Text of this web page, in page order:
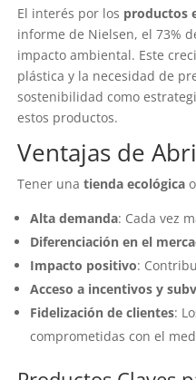
El interés por los productos
informe de Nielsen, el 73%
impacto ambiental. Este
plástica y la necesidad de
sostenibilidad como
estos productos.
Ventajas de
Tener unatienda ecológica
Alta demanda: Cada vez
Diferenciación en el
Impacto positivo:
Acceso a incentivos y
Fidelización de clientes:
comprometidas con el